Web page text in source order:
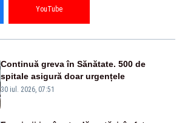
YouTube
Continuă greva în Sănătate. 500 de
spitale asigură doar urgențele
30 iul. 2026, 07:51